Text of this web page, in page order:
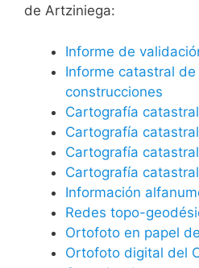
de Artziniega:
Informe de
Informe catastral
construcciones
Cartografía
Cartografía
Cartografía
Cartografía
Información
Redes topo-
Ortofoto en papel
Ortofoto digital del